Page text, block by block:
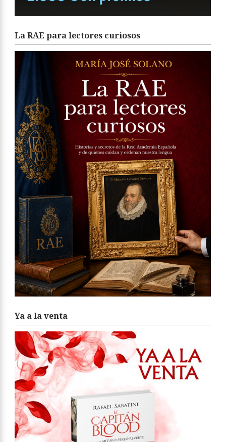
La RAE para lectores curiosos
Ya a la venta